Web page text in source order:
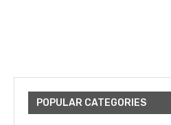
POPULAR CATEGORIES